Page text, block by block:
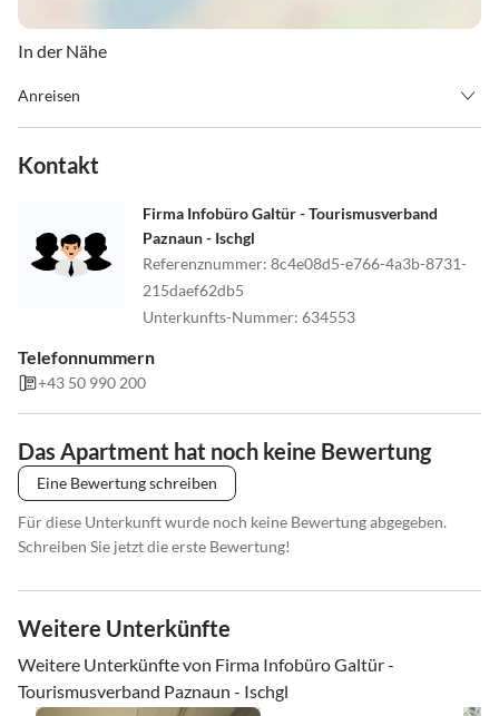
In der Nähe
Anreisen
Zimmers/Appartements deponieren.
Fahren Sie bis zum Ortszentrum von Galtür. Auf der linken Seite
befindet sich eine Bäckerei und eine Raiffeisenbank. Folgen Sie
diesem Weg und fahren zwischen Hotel Vaya und Rössle durch. Bei
der ersten Abzweigung links, Brücke überqueren, zweite
Jamtal bis nach ca. 150m auf der linken Seite unser Haus erscheint.
Kontakt
Firma Infobüro Galtür - Tourismusverband
Paznaun - Ischgl
Referenznummer: 8c4e08d5-e766-4a3b-8731-
215daef62db5
Unterkunfts-Nummer: 634553
Telefonnummern
+43 50 990 200
Das Apartment hat noch keine Bewertung
Eine Bewertung schreiben
Für diese Unterkunft wurde noch keine Bewertung abgegeben.
Schreiben Sie jetzt die erste Bewertung!
Weitere Unterkünfte
Weitere Unterkünfte von Firma Infobüro Galtür -
Tourismusverband Paznaun - Ischgl